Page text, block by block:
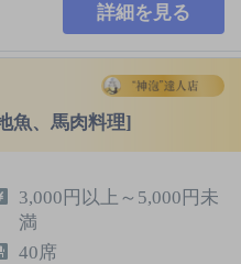
詳細を見る
魚、馬肉料理]
3,000円以上～5,000円未
満
40席